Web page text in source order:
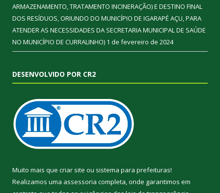
ARMAZENAMENTO, TRATAMENTO INCINERAÇÃO) E DESTINO FINAL
DOS RESÍDUOS, ORIUNDO DO MUNICÍPIO DE IGARAPÉ AÇU, PARA
ATENDER AS NECESSIDADES DA SECRETARIA MUNICIPAL DE SAÚDE
NO MUNICÍPIO DE CURRALINHO) 1 de fevereiro de 2024
DESENVOLVIDO POR CR2
Muito mais que criar site ou sistema para prefeituras!
Realizamos uma assessoria completa, onde garantimos em